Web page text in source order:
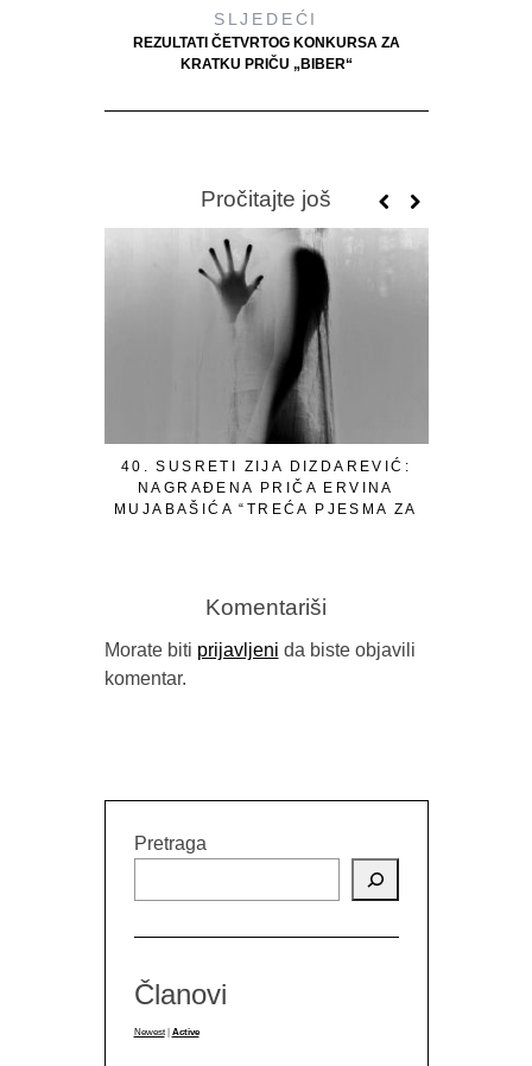
SLJEDEĆI
REZULTATI ČETVRTOG KONKURSA ZA
KRATKU PRIČU „BIBER“
Pročitajte još
40. SUSRETI ZIJA DIZDAREVIĆ:
NAGRAĐENA PRIČA ERVINA
MUJABAŠIĆA “TREĆA PJESMA ZA
Komentariši
Morate biti prijavljeni da biste objavili
komentar.
Pretraga
Članovi
Newest | Active